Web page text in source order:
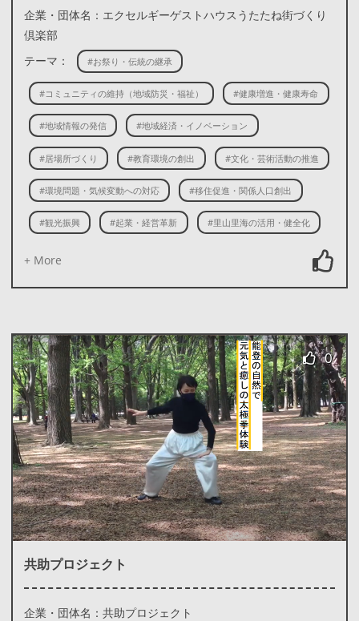
企業・団体名：エクセルギーゲストハウスうたたね街づくり
倶楽部
テーマ：
#お祭り・伝統の継承
#コミュニティの維持（地域防災・福祉） #健康増進・健康寿命
#地域情報の発信 #地域経済・イノベーション
#居場所づくり #教育環境の創出 #文化・芸術活動の推進
#環境問題・気候変動への対応 #移住促進・関係人口創出
#観光振興 #起業・経営革新 #里山里海の活用・健全化
+ More
0
共助プロジェクト
企業・団体名：共助プロジェクト